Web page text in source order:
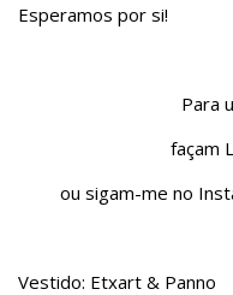
Esperamos por si!
Para
façam
ou sigam-me no
Vestido: Etxart & Panno